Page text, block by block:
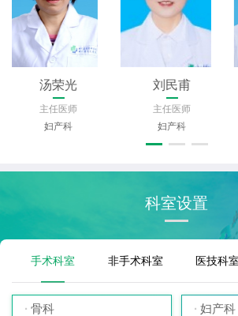
汤荣光
主任医师
妇产科
刘民甫
主任医师
妇产科
科室设置
手术科室 非手术科室 医技科室
骨科 妇产科